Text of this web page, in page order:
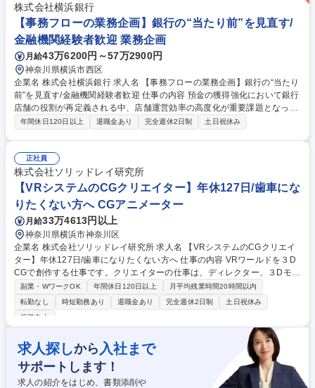
ランの企画 ●旅行代理店との折衝・渉外業務 募集職種 【新大阪/ホテル支
配人候補】社長直下で裁量権◎/シフト制/転勤無/WEB面接可
株式会社横浜銀行
【事務フローの業務企画】銀行の“当たり前”を見直す/
金融機関経験者歓迎 業務企画
月給43万6200円～57万2900円
神奈川県横浜市西区
企業名 株式会社横浜銀行 求人名 【事務フローの業務企画】銀行の“当たり
前”を見直す/金融機関経験者歓迎 仕事の内容 預金の獲得強化において銀行
店舗の役割が再定義される中、店舗運営効率の高度化が重要課題となって
おり、現在、チャネル戦略を部門横断で推進しています 本戦略をリード
ス化」「自動処理・リアルタイム本部集中」を軸に、事務効率化と二線業
務の削減を推進。業務プロセスの簡素化・システム化に向けた企画立案を
担います。 募集職種 【事務フローの業務企画】銀行の“当たり前”を見直
す/金融機関経験者歓迎
年間休日120日以上 退職金あり 完全週休2日制 土日祝休み
正社員
株式会社ソリッドレイ研究所
【VRシステムのCGクリエイター】年休127日/歯車にな
りたくない方へ CGアニメーター
月給33万4613円以上
神奈川県横浜市神奈川区
企業名 株式会社ソリッドレイ研究所 求人名 【VRシステムのCGクリエイ
ター】年休127日/歯車になりたくない方へ 仕事の内容 VRワールドを３D
CGで創作する仕事です。クリエイターの仕事は、ディレクター、３Dモデ
リング、モーション付け、インタラクティブ設定などがメインになります
が自分の得意な分野を伸ばしていただきます。 【具体的な業務内容】 お
客様の要望するVRは多岐に渡ります。例えば、航空機内の空間設計、新
パス内の空間共有、地方創生、博物館などなど様々です。最初の２年間は
先輩のアシスタントやVRオペレーションなどをしながらVRシステムの基
礎を学びプロを目指してもらいます。 募集職種 【VRシステムのCGクリ
エイター】年休127日/歯車になりたくない方へ
副業・WワークOK 年間休日120日以上
月平均残業時間20時間以内
転勤なし
時短勤務あり 退職金あり 完全週休2日制
土日祝休み
服装自由
求人探しから 入社まで
サポートします！
求人の紹介をはじめ、書類添削や